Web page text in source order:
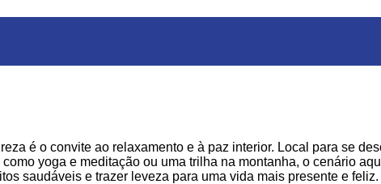
é o convite ao relaxamento e à paz interior. Local para se
yoga e meditação ou uma trilha na montanha, o cenário
saudáveis e trazer leveza para uma vida mais presente e feliz.